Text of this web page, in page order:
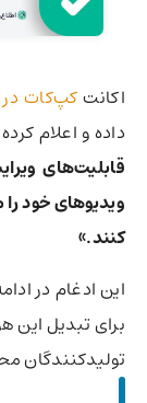
اکانتکپ‌کات
داده و اعلام
قابلیت‌های
ویدیوهای خود
کنند.»
برای تبدیل
تولیدکنندگان